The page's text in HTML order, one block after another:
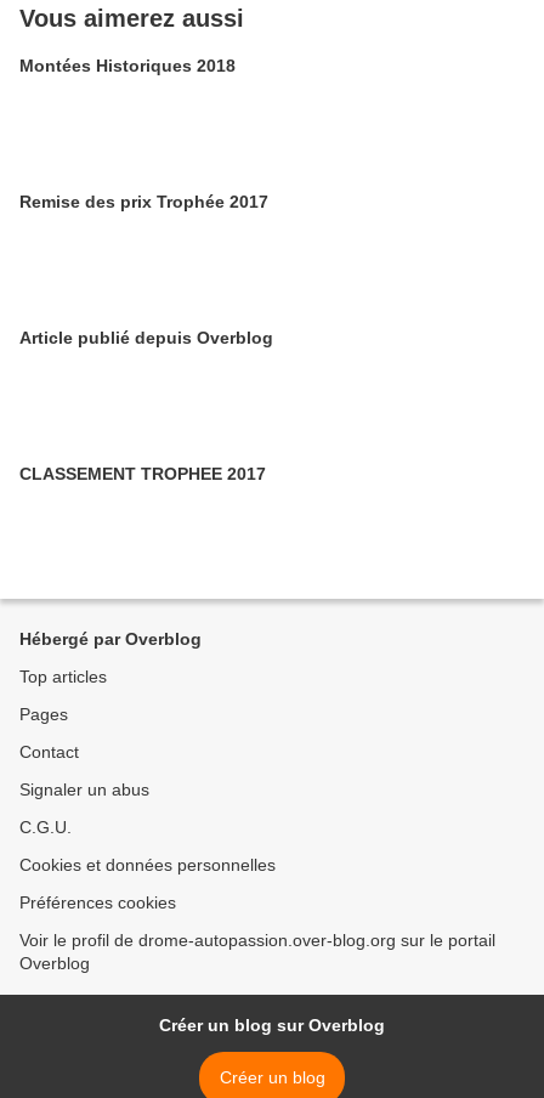
Vous aimerez aussi
Montées Historiques 2018
Remise des prix Trophée 2017
Article publié depuis Overblog
CLASSEMENT TROPHEE 2017
Hébergé par Overblog
Top articles
Pages
Contact
Signaler un abus
C.G.U.
Cookies et données personnelles
Préférences cookies
Voir le profil de drome-autopassion.over-blog.org sur le portail
Overblog
Créer un blog sur Overblog
Créer un blog